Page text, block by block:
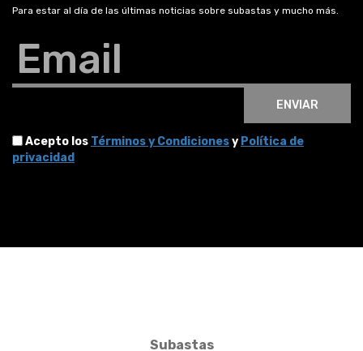
Para estar al día de las últimas noticias sobre subastas y mucho más.
Email
ENVIAR
Acepto los Términos y Condicionesy Política de
privacidad
Subastas